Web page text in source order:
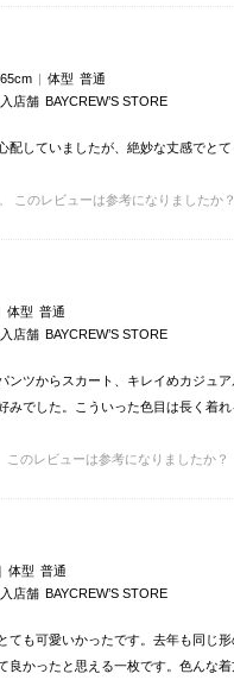
体型 普通
店舗 BAYCREW’S STORE
していましたが、絶妙な丈感でと
このレビューは参考になりましたか？
体型 普通
店舗 BAYCREW’S STORE
ンツからスカート、キレイめカジュ
みでした。こういった色目は長く着
このレビューは参考になりましたか？
体型 普通
店舗 BAYCREW’S STORE
ても可愛いかったです。去年も同じ
良かったと思える一枚です。色んな